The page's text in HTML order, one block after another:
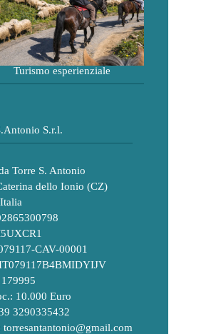
Turismo esperienziale
S.r.l.
Torre S. Antonio
dello Ionio (CZ)
CAV-00001
10.000 Euro
3290335432
torresantantonio@gmail.com